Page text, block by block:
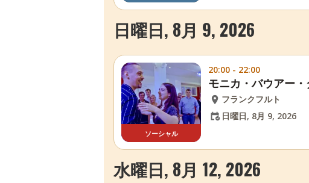
日曜日, 8月 9, 2026
ソーシャル
20:00 - 22:00
モニカ・バウアー
フランクフルト
日曜日, 8月 9, 2026
水曜日, 8月 12, 2026